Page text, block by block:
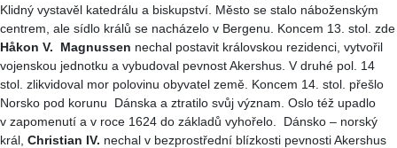
Klidný vystavěl katedrálu a biskupství. Město se stalo náboženským
centrem, ale sídlo králů se nacházelo v Bergenu. Koncem 13. stol. zde
Håkon V.
Magnussen nechal postavit královskou rezidenci, vytvořil
vojenskou jednotku a vybudoval pevnost Akershus. V druhé pol. 14
stol. zlikvidoval mor polovinu obyvatel země. Koncem 14. stol. přešlo
Norsko pod korunu Dánska a ztratilo svůj význam. Oslo též upadlo
v zapomenutí a v roce 1624 do základů vyhořelo. Dánsko – norský
král, Christian IV. nechal v bezprostřední blízkosti pevnosti Akershus